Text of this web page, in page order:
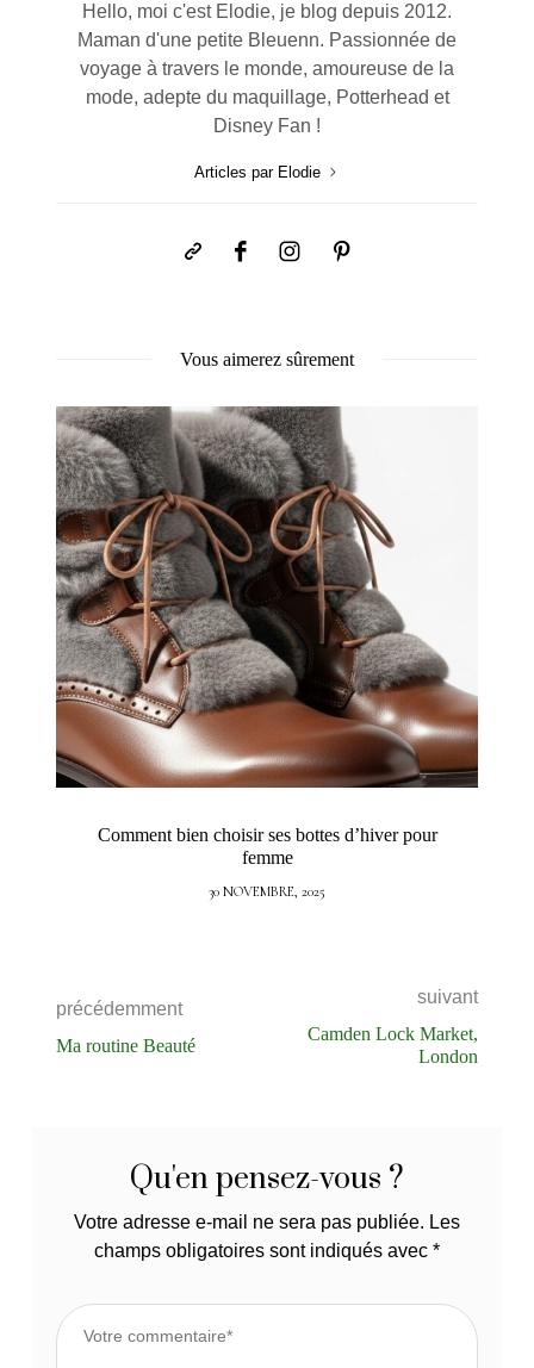
Hello, moi c'est Elodie, je blog depuis 2012.
Maman d'une petite Bleuenn. Passionnée de
voyage à travers le monde, amoureuse de la
mode, adepte du maquillage, Potterhead et
Disney Fan !
Articles par Elodie
Vous aimerez sûrement
Comment bien choisir ses bottes d’hiver pour
femme
30 NOVEMBRE, 2025
précédemment
Ma routine Beauté
suivant
Camden Lock Market,
London
Qu'en pensez-vous ?
Votre adresse e-mail ne sera pas publiée. Les
champs obligatoires sont indiqués avec *